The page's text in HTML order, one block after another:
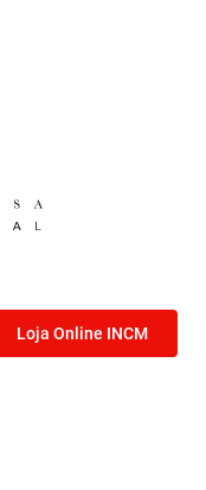
Loja Online INCM